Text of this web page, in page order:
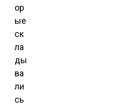
ор
ые
ск
ла
ды
ва
ли
сь